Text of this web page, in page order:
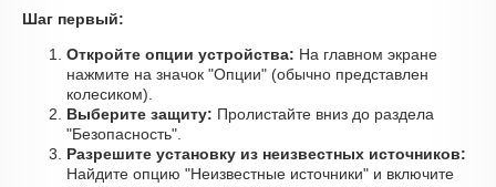
Шаг первый:
Откройте опции устройства: На главном экране
нажмите на значок "Опции" (обычно представлен
колесиком).
Выберите защиту: Пролистайте вниз до раздела
"Безопасность".
Разрешите установку из неизвестных источников:
Найдите опцию "Неизвестные источники" и включите